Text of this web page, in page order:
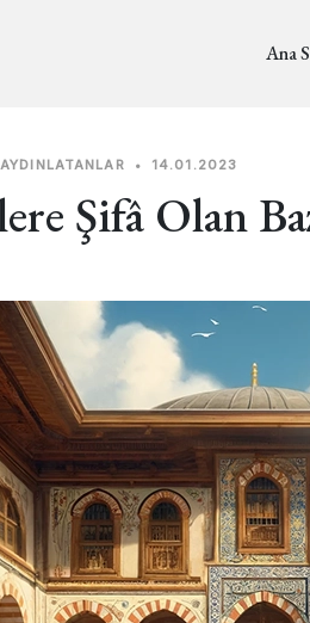
Ana
• 14.01.2023
Şifâ Olan